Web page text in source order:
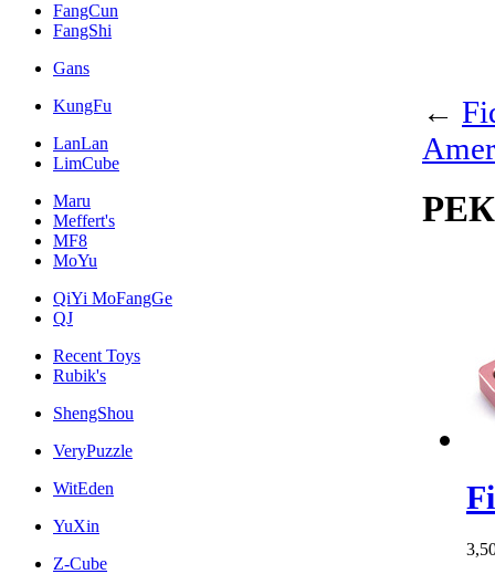
FangCun
FangShi
Gans
KungFu
LanLan
LimCube
Maru
Meffert's
MF8
MoYu
QiYi MoFangGe
QJ
Recent Toys
Rubik's
ShengShou
VeryPuzzle
WitEden
YuXin
Z-Cube
←